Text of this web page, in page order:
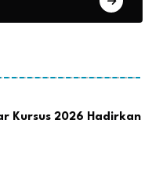
Kursus 2026 Hadirkan